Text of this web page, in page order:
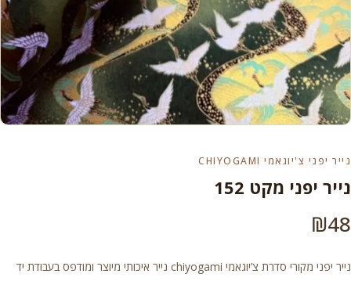
נייר יפני צ'יוגאמי CHIYOGAMI
נייר יפני מקט 152
₪48
נייר יפני מקורי סדרת צ’יוגאמי chiyogami נייר איכותי מיוצר ומודפס בעבודת יד